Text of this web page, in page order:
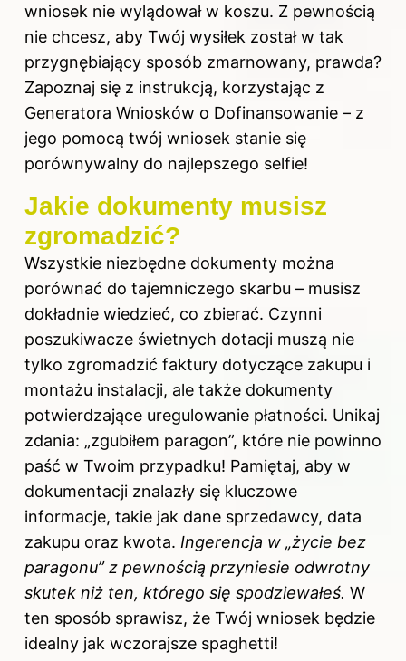
wniosek nie wylądował w koszu. Z pewnością
nie chcesz, aby Twój wysiłek został w tak
przygnębiający sposób zmarnowany, prawda?
Zapoznaj się z instrukcją, korzystając z
Generatora Wniosków o Dofinansowanie – z
jego pomocą twój wniosek stanie się
porównywalny do najlepszego selfie!
Jakie dokumenty musisz
zgromadzić?
Wszystkie niezbędne dokumenty można
porównać do tajemniczego skarbu – musisz
dokładnie wiedzieć, co zbierać. Czynni
poszukiwacze świetnych dotacji muszą nie
tylko zgromadzić faktury dotyczące zakupu i
montażu instalacji, ale także dokumenty
potwierdzające uregulowanie płatności. Unikaj
zdania: „zgubiłem paragon”, które nie powinno
paść w Twoim przypadku! Pamiętaj, aby w
dokumentacji znalazły się kluczowe
informacje, takie jak dane sprzedawcy, data
zakupu oraz kwota. Ingerencja w „życie bez
paragonu” z pewnością przyniesie odwrotny
skutek niż ten, którego się spodziewałeś. W
ten sposób sprawisz, że Twój wniosek będzie
idealny jak wczorajsze spaghetti!